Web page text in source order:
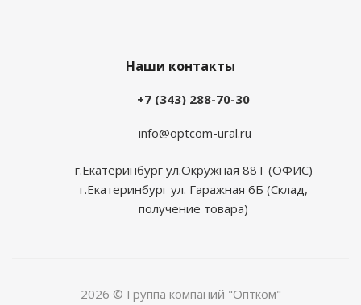
Наши контакты
+7 (343) 288-70-30
info@optcom-ural.ru
г.Екатеринбург ул.Окружная 88Т (ОФИС)
г.Екатеринбург ул. Гаражная 6Б (Склад,
получение товара)
2026 © Группа компаний "Оптком"